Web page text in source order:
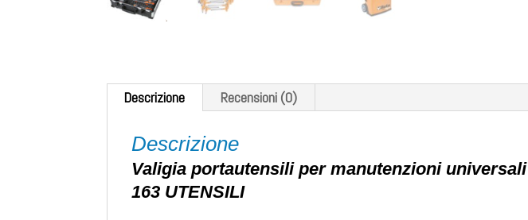
Descrizione Recensioni (0)
Descrizione
Valigia portautensili per manutenzioni universali
163 UTENSILI